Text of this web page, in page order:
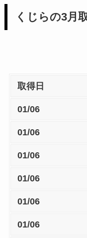
くじらの3月
取得日
01/06
01/06
01/06
01/06
01/06
01/06